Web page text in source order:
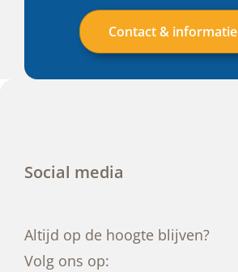
Contact & informatie
Social media
Altijd op de hoogte blijven?
Volg ons op: